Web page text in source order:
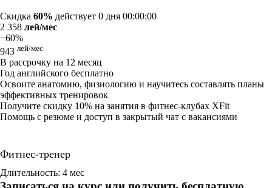
Скидка 60% действует 0 дня 00:00:00
2 358 лей/мес
−60%
943 лей/мес
В рассрочку на 12 месяц
Год английского бесплатно
Освоите анатомию, физиологию и научитесь составлять планы
эффективных тренировок
Получите скидку 10% на занятия в фитнес-клубах XFit
Помощь с резюме и доступ в закрытый чат с вакансиями
Фитнес-тренер
Длительность: 4 мес